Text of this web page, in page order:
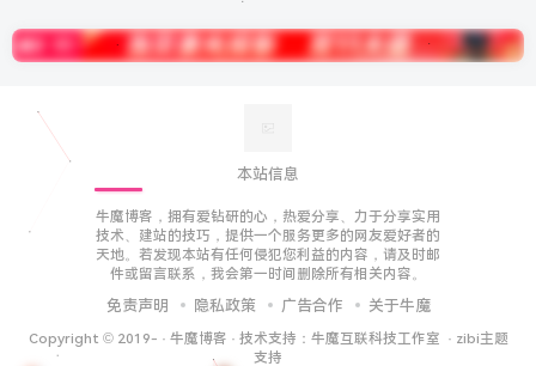
本站信息
牛魔博客，拥有爱钻研的心，热爱分享、力于分享实用
技术、建站的技巧，提供一个服务更多的网友爱好者的
天地。若发现本站有任何侵犯您利益的内容，请及时邮
件或留言联系，我会第一时间删除所有相关内容。
免责声明 隐私政策 广告合作 关于牛魔
Copyright © 2019- · 牛魔博客 · 技术支持： 牛魔互联科技工作室 · zibi主题
支持